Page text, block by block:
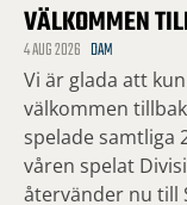
VÄLKOMMEN
4 AUG 2026 DAM
Vi är glada att
välkommen
spelade samtliga
våren spelat
återvänder nu till